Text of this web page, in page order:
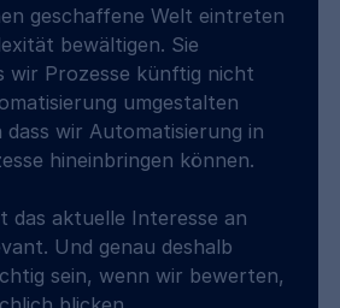
geschaffene Welt eintreten
bewältigen. Sie
wir Prozesse künftig nicht
umgestalten
dass wir Automatisierung in
hineinbringen können.
das aktuelle Interesse an
Und genau deshalb
sein, wenn wir bewerten,